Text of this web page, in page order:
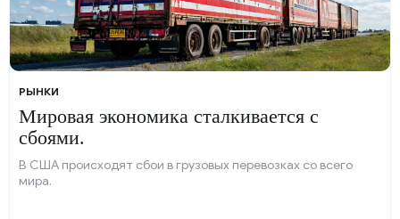
РЫНКИ
Мировая экономика сталкивается с
сбоями.
В США происходят сбои в грузовых перевозках со всего
мира.